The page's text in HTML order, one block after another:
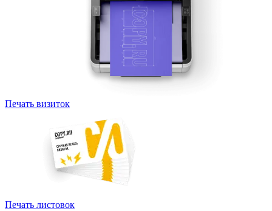
Печать визиток
Печать листовок